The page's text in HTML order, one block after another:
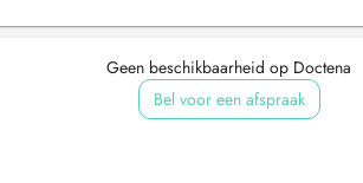
Geen beschikbaarheid op Doctena
Bel voor een afspraak